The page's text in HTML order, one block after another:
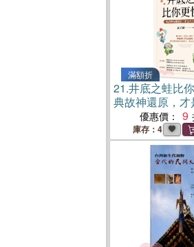
滿額折
21.井底之蛙比
典故神還原，
優惠價： 9
庫存：4